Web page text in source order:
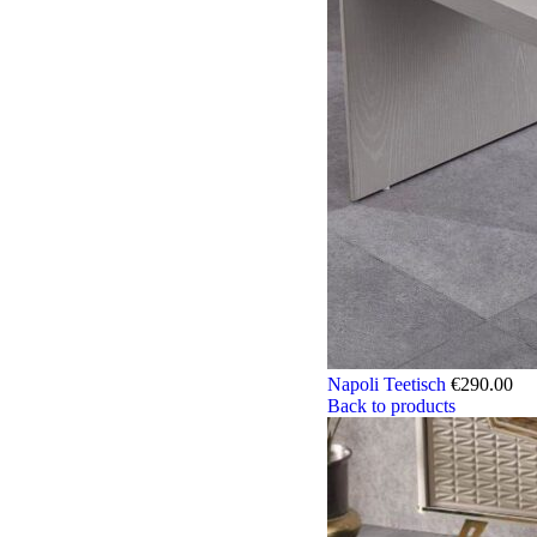
Napoli Teetisch €290.00
Back to products